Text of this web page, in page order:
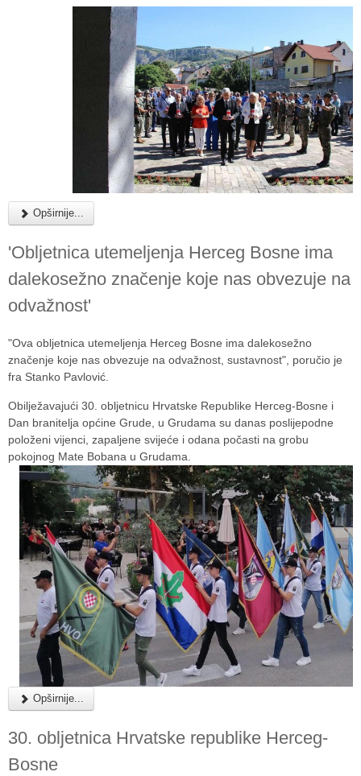
Opširnije...
'Obljetnica utemeljenja Herceg Bosne ima
dalekosežno značenje koje nas obvezuje na
odvažnost'
"Ova obljetnica utemeljenja Herceg Bosne ima dalekosežno
značenje koje nas obvezuje na odvažnost, sustavnost", poručio je
fra Stanko Pavlović.
Obilježavajući 30. obljetnicu Hrvatske Republike Herceg-Bosne i
Dan branitelja općine Grude, u Grudama su danas poslijepodne
položeni vijenci, zapaljene svijeće i odana počasti na grobu
pokojnog Mate Bobana u Grudama.
Opširnije...
30. obljetnica Hrvatske republike Herceg-
Bosne